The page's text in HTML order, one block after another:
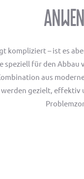
kompliziert – ist es
speziell für den Abbau
aus
gezielt, effektiv